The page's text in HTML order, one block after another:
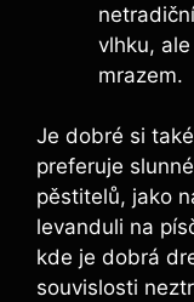
vlhku,
mrazem.
Je dobré si
preferuje
pěstitelů, jako
levanduli na
kde je dobrá
souvislosti